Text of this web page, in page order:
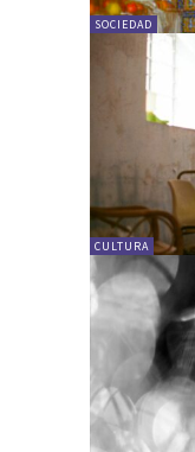
SOCIEDAD
CULTURA